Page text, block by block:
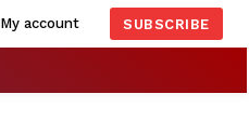
My account SUBSCRIBE